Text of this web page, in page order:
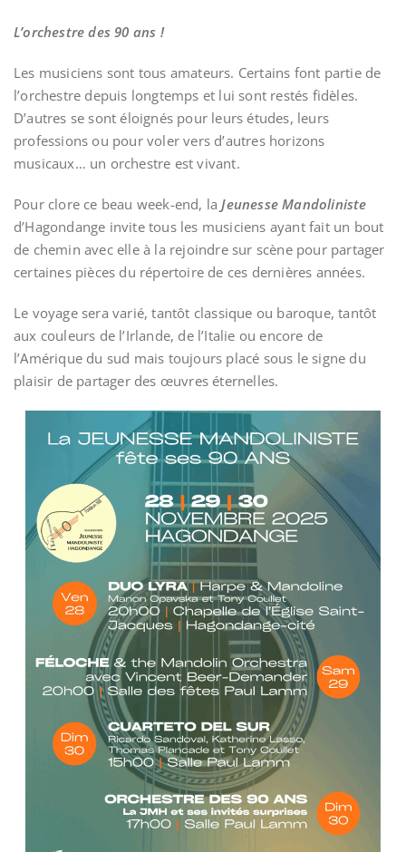
L’orchestre des 90 ans !
Les musiciens sont tous amateurs. Certains font partie de
l’orchestre depuis longtemps et lui sont restés fidèles.
D’autres se sont éloignés pour leurs études, leurs
professions ou pour voler vers d’autres horizons
musicaux… un orchestre est vivant.
Pour clore ce beau week-end, laJeunesse Mandoliniste
d’Hagondange invite tous les musiciens ayant fait un bout
de chemin avec elle à la rejoindre sur scène pour partager
certaines pièces du répertoire de ces dernières années.
Le voyage sera varié, tantôt classique ou baroque, tantôt
aux couleurs de l’Irlande, de l’Italie ou encore de
l’Amérique du sud mais toujours placé sous le signe du
plaisir de partager des œuvres éternelles.